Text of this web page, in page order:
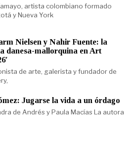
artista colombiano formado
y Nueva York
Nielsen y Nahir Fuente: la
danesa-mallorquina en Art
de arte, galerista y fundador de
Jugarse la vida a un órdago
de Andrés y Paula Macías La autora